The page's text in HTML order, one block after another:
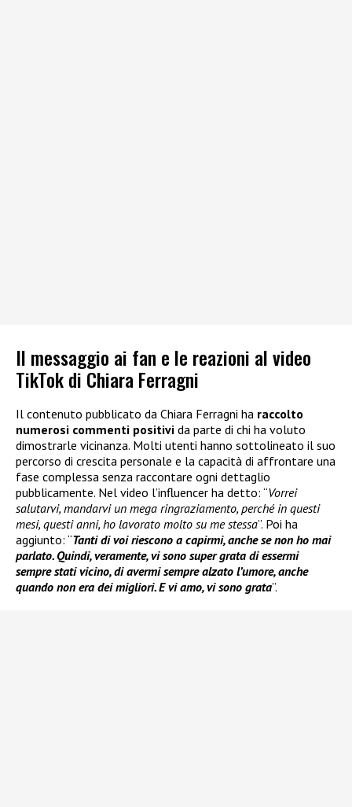
Il messaggio ai fan e le reazioni al video
TikTok di Chiara Ferragni
Il contenuto pubblicato da Chiara Ferragni ha raccolto
numerosi commenti positivi da parte di chi ha voluto
dimostrarle vicinanza. Molti utenti hanno sottolineato il suo
percorso di crescita personale e la capacità di affrontare una
fase complessa senza raccontare ogni dettaglio
pubblicamente. Nel video l’influencer ha detto: “Vorrei
salutarvi, mandarvi un mega ringraziamento, perché in questi
mesi, questi anni, ho lavorato molto su me stessa”. Poi ha
aggiunto: “Tanti di voi riescono a capirmi, anche se non ho mai
parlato. Quindi, veramente, vi sono super grata di essermi
sempre stati vicino, di avermi sempre alzato l’umore, anche
quando non era dei migliori. E vi amo, vi sono grata”.